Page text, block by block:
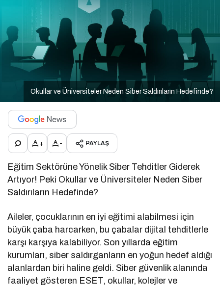
Okullar ve Üniversiteler Neden Siber Saldırıların Hedefinde?
+ - PAYLAŞ
Eğitim Sektörüne Yönelik Siber Tehditler Giderek
Artıyor! Peki Okullar ve Üniversiteler Neden Siber
Saldırıların Hedefinde?
Aileler, çocuklarının en iyi eğitimi alabilmesi için
büyük çaba harcarken, bu çabalar dijital tehditlerle
karşı karşıya kalabiliyor. Son yıllarda eğitim
kurumları, siber saldırganların en yoğun hedef aldığı
alanlardan biri haline geldi. Siber güvenlik alanında
faaliyet gösteren ESET, okullar, kolejler ve